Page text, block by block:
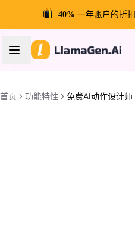
40% 一年账户的折扣
首页 功能特性 免费AI动作设计师